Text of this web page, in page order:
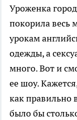
Уроженка
покорила весь
урокам
одежды, а
много. Вот и
ее шоу.
как правильно
было бы